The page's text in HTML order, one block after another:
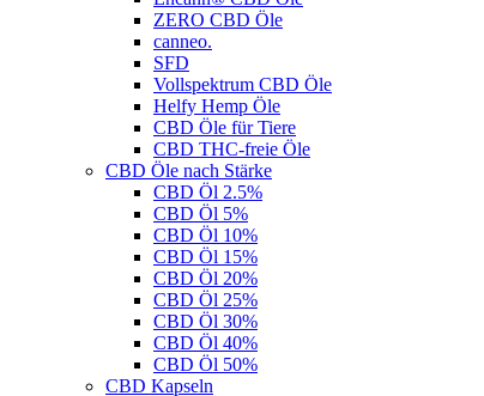
ZERO CBD Öle
canneo.
SFD
Vollspektrum CBD Öle
Helfy Hemp Öle
CBD Öle für Tiere
CBD THC-freie Öle
CBD Öle nach Stärke
CBD Öl 2.5%
CBD Öl 5%
CBD Öl 10%
CBD Öl 15%
CBD Öl 20%
CBD Öl 25%
CBD Öl 30%
CBD Öl 40%
CBD Öl 50%
CBD Kapseln